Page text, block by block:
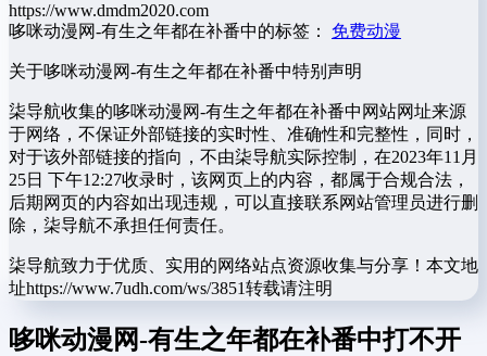
https://www.dmdm2020.com
哆咪动漫网-有生之年都在补番中的标签： 免费动漫
关于哆咪动漫网-有生之年都在补番中特别声明
柒导航收集的哆咪动漫网-有生之年都在补番中网站网址来源
于网络，不保证外部链接的实时性、准确性和完整性，同时，
对于该外部链接的指向，不由柒导航实际控制，在2023年11月
25日 下午12:27收录时，该网页上的内容，都属于合规合法，
后期网页的内容如出现违规，可以直接联系网站管理员进行删
除，柒导航不承担任何责任。
柒导航致力于优质、实用的网络站点资源收集与分享！ 本文地
址https://www.7udh.com/ws/3851转载请注明
哆咪动漫网-有生之年都在补番中打不开